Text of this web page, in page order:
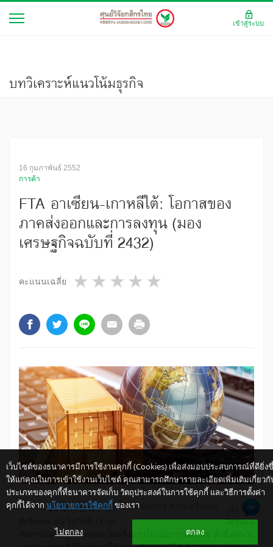
บทวิเคราะห์แนวโน้มธุรกิจ
16 กุมภาพันธ์ 2552
การค้า
FTA อาเซียน-เกาหลีใต้: โอกาสของ
ภาคส่งออกและการลงทุน (มอง
เศรษฐกิจฉบับที่ 2432)
คะแนนเฉลี่ย 4 stars
3 stars
2 stars
1 star
ธนาคารกลางเกาหลีใต้ประกาศปรับลดดอกเบี้ยนโยบายลง
อีกร้อยละ 0.5 ในวันที่ 12 กุมภาพันธ์ 2552 นี้ เหลือร้อยละ 2 เพื่อรับมือ
กับภาวะเศรษฐกิจถดถอยเป็นครั้งแรกในรอบกว่าทศวรรษ ทั้งนี้ ผลพวง
เว็บไซต์ของธนาคารมีการใช้งานคุกกี้ (Cookies) เพื่อส่งมอบประสบการณ์ที่ดียิ่ง
ให้แก่คุณในการเข้าใช้งานเว็บไซต์ คุณสามารถศึกษารายละเอียดเพิ่มเติมเกี่ยวกั
ประเภทของคุกกี้ที่ธนาคารจัดเก็บ วัตถุประสงค์ในการใช้คุกกี้ และวิธีการตั้งค่า
คุกกี้ได้จาก นโยบายการใช้คุกกี้ ของเรา
ไม่ตกลง ตกลง
เข้าสู่ระบบ
ให้ K-Buddy ช่วยเหลือคุณ